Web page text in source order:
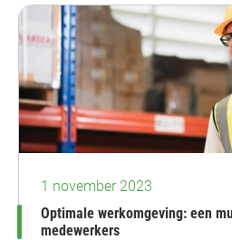
1 november 2023
Optimale werkomgeving: een
medewerkers